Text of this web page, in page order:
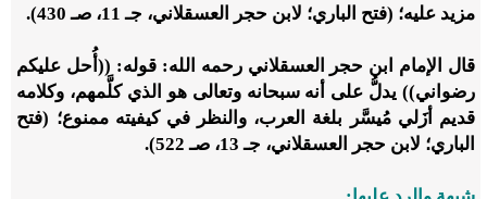
مزيد عليه؛ (فتح الباري؛ لابن حجر العسقلاني، جـ 11، صـ 430).
قال الإمام ابن حجر العسقلاني رحمه الله: قوله: ((أُحل عليكم
رضواني)) يدلُّ على أنه سبحانه وتعالى هو الذي كلَّمهم، وكلامه
قديم أزَلي مُيسَّر بلغة العرب، والنظر في كيفيته ممنوع؛ (فتح
الباري؛ لابن حجر العسقلاني، جـ 13، صـ 522).